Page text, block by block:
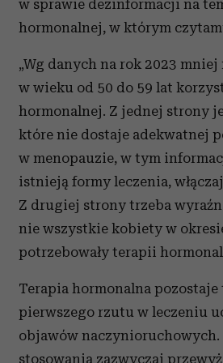
w sprawie dezinformacji na
hormonalnej, w którym
„Wg danych na rok 2023
w wieku od 50 do 59 lat
hormonalnej. Z jednej strony
które nie dostaje adekwatnej
w menopauzie, w tym
istnieją formy leczenia,
Z drugiej strony trzeba
nie wszystkie kobiety w
potrzebowały terapii
Terapia hormonalna pozostaje
pierwszego rzutu w leczeniu
objawów naczynioruchowych.
stosowania zazwyczaj